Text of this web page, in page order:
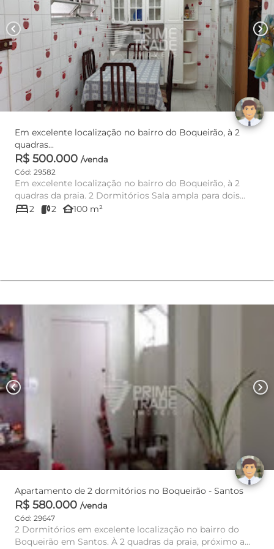
chevron_left chevron_right
Em excelente localização no bairro do Boqueirão, à 2
quadras...
R$ 500.000 /venda
Cód: 29582
Em excelente localização no bairro do Boqueirão, à 2
quadras da praia. 2 Dormitórios Sala ampla para dois
ambientes 2 Ba...
bed2 2 other_houses100 m²
chevron_left chevron_right
Apartamento de 2 dormitórios no Boqueirão - Santos
R$ 580.000 /venda
Cód: 29647
2 Dormitórios em excelente localização no bairro do
Boqueirão em Santos. À 2 quadras da praia, próximo a